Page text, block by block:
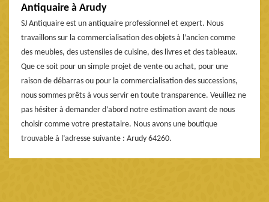
Antiquaire à Arudy
SJ Antiquaire est un antiquaire professionnel et expert. Nous
travaillons sur la commercialisation des objets à l’ancien comme
des meubles, des ustensiles de cuisine, des livres et des tableaux.
Que ce soit pour un simple projet de vente ou achat, pour une
raison de débarras ou pour la commercialisation des successions,
nous sommes prêts à vous servir en toute transparence. Veuillez ne
pas hésiter à demander d’abord notre estimation avant de nous
choisir comme votre prestataire. Nous avons une boutique
trouvable à l’adresse suivante : Arudy 64260.